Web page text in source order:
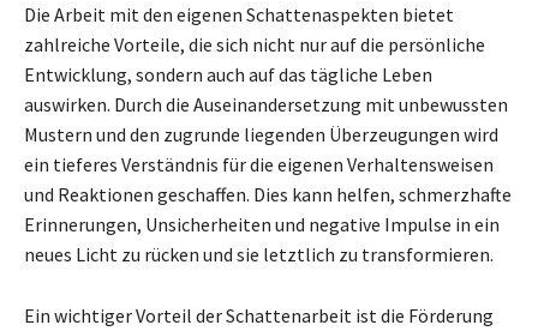
Die Arbeit mit den eigenen Schattenaspekten bietet
zahlreiche Vorteile, die sich nicht nur auf die persönliche
Entwicklung, sondern auch auf das tägliche Leben
auswirken. Durch die Auseinandersetzung mit unbewussten
Mustern und den zugrunde liegenden Überzeugungen wird
ein tieferes Verständnis für die eigenen Verhaltensweisen
und Reaktionen geschaffen. Dies kann helfen, schmerzhafte
Erinnerungen, Unsicherheiten und negative Impulse in ein
neues Licht zu rücken und sie letztlich zu transformieren.
Ein wichtiger Vorteil der Schattenarbeit ist die Förderung